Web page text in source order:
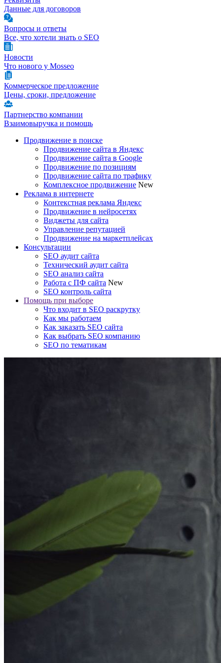
Данные для договоров
Вопросы и ответы
Все, что хотели знать о SEO
Новости
Что нового у Mosseo
Коммерческое предложение
Цены, сроки, предложение
Партнерство компании
Взаимовыручка и помощь
Продвижение в поиске
Продвижение сайта в Яндекс
Продвижение сайта в Google
Продвижение по позициям
Продвижение сайта по трафику
Комплексное продвижение New
Реклама в интернете
Контекстная реклама Яндекс
Продвижение в нейросетях
Виджеты для сайта
Управление репутацией
Продвижение на маркетплейсах
Консультации
SEO аудит сайта
Технический аудит сайта
SEO анализ сайта
Работа с ПФ сайта New
SEO контроль сайта
Помощь при выборе
Что входит в SEO раскрутку
Как мы работаем
Как заказать SEO сайта
Как выбрать SEO компанию
SEO по тематикам